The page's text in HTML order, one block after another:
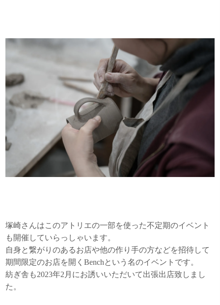
塚崎さんはこのアトリエの一部を使った不定期のイベント
も開催していらっしゃいます。
自身と繋がりのあるお店や他の作り手の方などを招待して
期間限定のお店を開くBenchという名のイベントです。
紡ぎ舎も2023年2月にお誘いいただいて出張出店致しまし
た。